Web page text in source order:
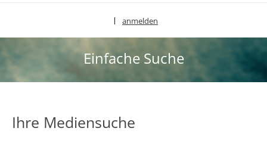
anmelden
Einfache Suche
Ihre Mediensuche